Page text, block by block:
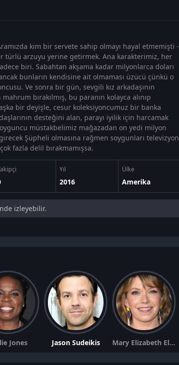
kim bir servete sahip olmayı hayal etmemişti -
türlü arzuyu yerine getirmek. Ana karakterimiz, her
biri. Sabahtan akşama kadar milyonlarca doları
bunların kendisine ait olmaması üzücü çünkü o
Ve sonra bir gün, sevgili kız arkadaşının
bırakılmış, bu paranın kolayca alınıp
bir deyişle, cesur koleksiyoncumuz bir banka
desteğini alan, parayı iyilik için harcamak
müstakbelimiz mağazadan on yedi milyon
Şüpheli olmasına rağmen soygunları televizyon
fazla delil bırakmamışsa.
Yıl
2016
Ülke
Amerika
izleyebilir.
Jones Jason Sudeikis Mary Elizabeth Ellis